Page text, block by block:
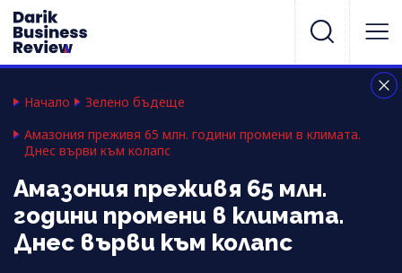
Начало
Зелено бъдеще
Амазония преживя 65 млн. години промени в климата.
Днес върви към колапс
Амазония преживя 65 млн.
години промени в климата.
Днес върви към колапс